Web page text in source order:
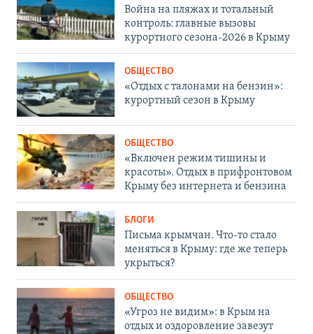
Война на пляжах и тотальный
контроль: главные вызовы
курортного сезона-2026 в Крыму
ОБЩЕСТВО
«Отдых с талонами на бензин»:
курортный сезон в Крыму
ОБЩЕСТВО
«Включен режим тишины и
красоты». Отдых в прифронтовом
Крыму без интернета и бензина
БЛОГИ
Письма крымчан. Что-то стало
меняться в Крыму: где же теперь
укрыться?
ОБЩЕСТВО
«Угроз не видим»: в Крым на
отдых и оздоровление завезут